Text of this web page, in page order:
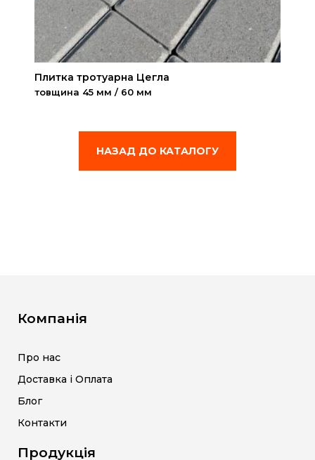
Плитка тротуарна Цегла
товщина 45 мм / 60 мм
НАЗАД ДО КАТАЛОГУ
Компанія
Про нас
Доставка і Оплата
Блог
Контакти
Продукція